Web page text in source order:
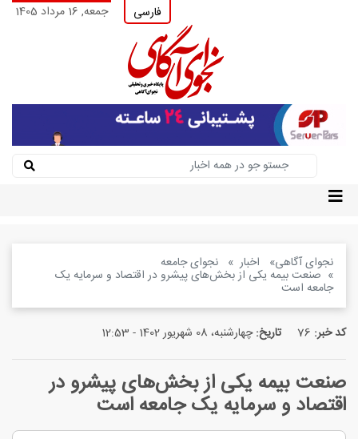
جمعه, 16 مرداد 1405 فارسی
نجوای آگاهی اخبار نجوای جامعه
صنعت بیمه یکی از بخش‌های پیشرو در اقتصاد و سرمایه یک
جامعه است
کد خبر: 76 تاریخ:چهارشنبه، 08 شهریور 1402 - 12:53
صنعت بیمه یکی از بخش‌های پیشرو در
اقتصاد و سرمایه یک جامعه است